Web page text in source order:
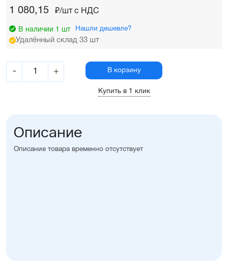
1 080,15 ₽/шт c НДС
В наличии 1 шт Нашли дешевле?
Удалённый склад 33 шт
- + В корзину
Купить в 1 клик
Описание
Описание товара временно отсутствует